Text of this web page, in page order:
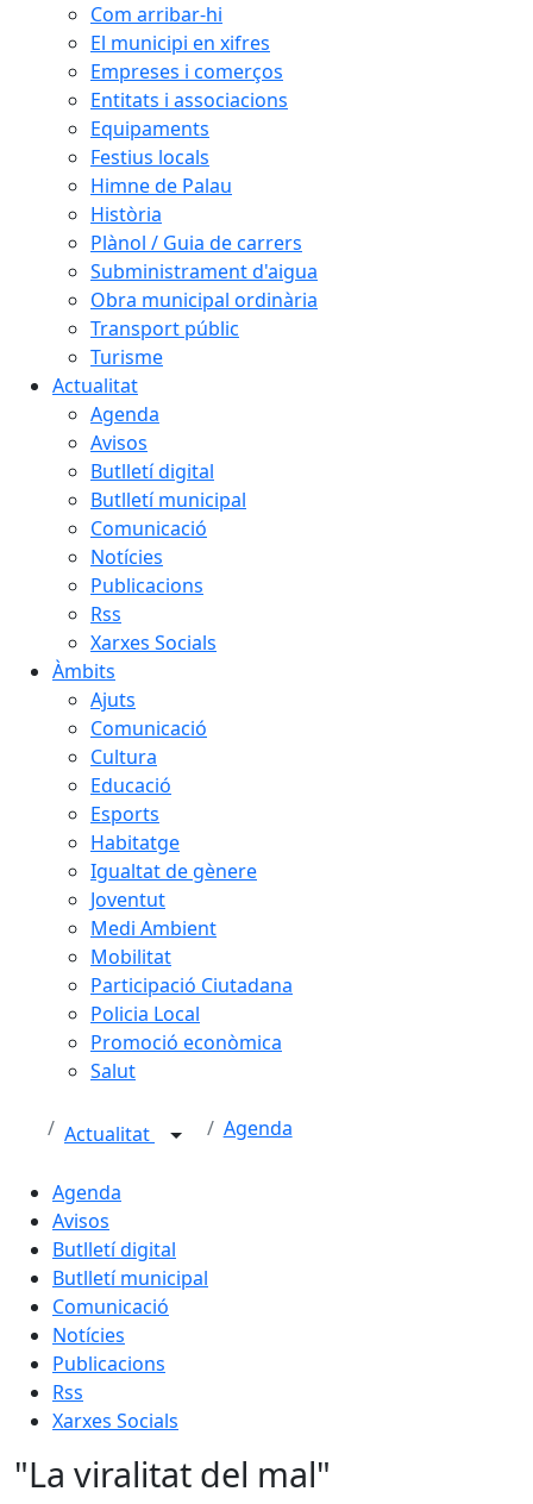
Com arribar-hi
El municipi en xifres
Empreses i comerços
Entitats i associacions
Equipaments
Festius locals
Himne de Palau
Història
Plànol / Guia de carrers
Subministrament d'aigua
Obra municipal ordinària
Transport públic
Turisme
Actualitat
Agenda
Avisos
Butlletí digital
Butlletí municipal
Comunicació
Notícies
Publicacions
Rss
Xarxes Socials
Àmbits
Ajuts
Comunicació
Cultura
Educació
Esports
Habitatge
Igualtat de gènere
Joventut
Medi Ambient
Mobilitat
Participació Ciutadana
Policia Local
Promoció econòmica
Salut
Actualitat Agenda
Agenda
Avisos
Butlletí digital
Butlletí municipal
Comunicació
Notícies
Publicacions
Rss
Xarxes Socials
"La viralitat del mal"